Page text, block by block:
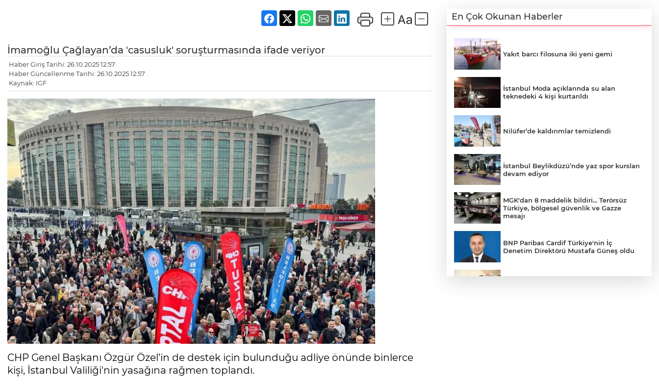
İmamoğlu Çağlayan’da 'casusluk' soruşturmasında ifade veriyor
Haber Giriş Tarihi: 26.10.2025 12:57
Haber Güncellenme Tarihi: 26.10.2025 12:57
Kaynak: IGF
CHP Genel Başkanı Özgür Özel’in de destek için bulunduğu adliye önünde binlerce
kişi, İstanbul Valiliği'nin yasağına rağmen toplandı.
En Çok Okunan Haberler
Yakıt barcı filosuna iki yeni gemi
İstanbul Moda açıklarında su alan
teknedeki 4 kişi kurtarıldı
Nilüfer’de kaldırımlar temizlendi
İstanbul Beylikdüzü’nde yaz spor kursları
devam ediyor
MGK'dan 8 maddelik bildiri... Terörsüz
Türkiye, bölgesel güvenlik ve Gazze
mesajı
BNP Paribas Cardif Türkiye'nin İç
Denetim Direktörü Mustafa Güneş oldu